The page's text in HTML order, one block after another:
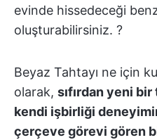
evinde hissedeceği
oluşturabilirsiniz. ?
Beyaz Tahtayı ne için
olarak, sıfırdan yeni
kendi işbirliği
çerçeve görevi gören